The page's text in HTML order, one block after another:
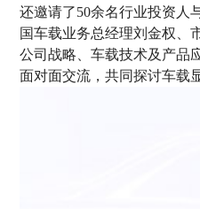
还邀请了50余名行业投资人
国车载业务总经理刘金权、
公司战略、车载技术及产品
面对面交流，共同探讨车载